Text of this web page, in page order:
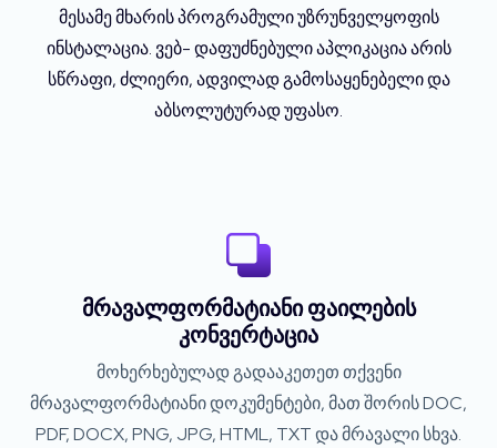
მესამე მხარის პროგრამული უზრუნველყოფის
ინსტალაცია. ვებ- დაფუძნებული აპლიკაცია არის
სწრაფი, ძლიერი, ადვილად გამოსაყენებელი და
აბსოლუტურად უფასო.
მრავალფორმატიანი ფაილების
კონვერტაცია
მოხერხებულად გადააკეთეთ თქვენი
მრავალფორმატიანი დოკუმენტები, მათ შორის DOC,
PDF, DOCX, PNG, JPG, HTML, TXT და მრავალი სხვა.